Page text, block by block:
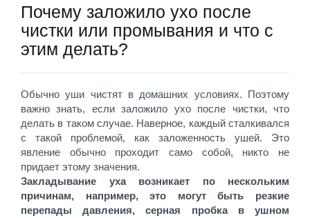
Почему заложило ухо после
чистки или промывания и что с
этим делать?
Обычно уши чистят в домашних условиях. Поэтому
важно знать, если заложило ухо после чистки, что
делать в таком случае. Наверное, каждый сталкивался
с такой проблемой, как заложенность ушей. Это
явление обычно проходит само собой, никто не
придает этому значения.
Закладывание уха возникает по нескольким
причинам, например, это могут быть резкие
перепады давления, серная пробка в ушном